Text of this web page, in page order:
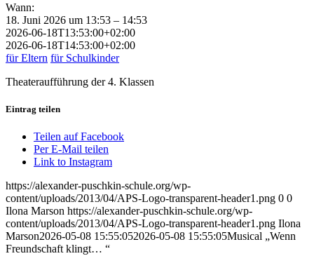
Wann:
18. Juni 2026 um 13:53 – 14:53
2026-06-18T13:53:00+02:00
2026-06-18T14:53:00+02:00
für Eltern für Schulkinder
Theateraufführung der 4. Klassen
Eintrag teilen
Teilen auf Facebook
Per E-Mail teilen
Link to Instagram
https://alexander-puschkin-schule.org/wp-
content/uploads/2013/04/APS-Logo-transparent-header1.png 0 0
Ilona Marson https://alexander-puschkin-schule.org/wp-
content/uploads/2013/04/APS-Logo-transparent-header1.png Ilona
Marson2026-05-08 15:55:052026-05-08 15:55:05Musical „Wenn
Freundschaft klingt… “